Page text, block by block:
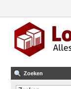
Zoeken